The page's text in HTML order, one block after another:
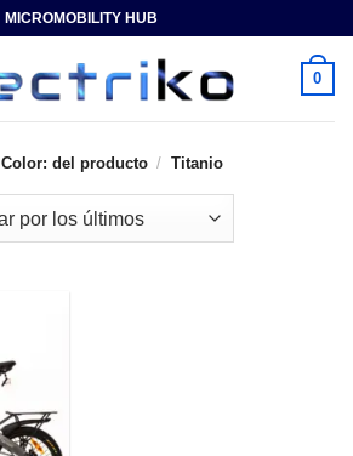
MICROMOBILITY HUB
0
Color: del producto / Titanio